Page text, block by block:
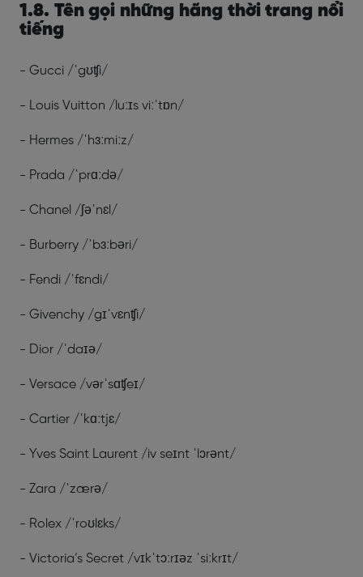
1.8. Tên gọi những hãng thời trang nổi
tiếng
- Gucci /ˈgʊʧi/
- Louis Vuitton /luːɪs viːˈtɒn/
- Hermes /ˈhɜːmiːz/
- Prada /ˈprɑːdə/
- Chanel /ʃəˈnɛl/
- Burberry /ˈbɜːbəri/
- Fendi /ˈfɛndi/
- Givenchy /gɪˈvɛnʧi/
- Dior /ˈdaɪə/
- Versace /vərˈsɑʧeɪ/
- Cartier /ˈkɑːtjɛ/
- Yves Saint Laurent /iv seɪnt ˈlɔrənt/
- Zara /ˈzærə/
- Rolex /ˈroʊlɛks/
- Victoria’s Secret /vɪkˈtɔːrɪəz ˈsiːkrɪt/